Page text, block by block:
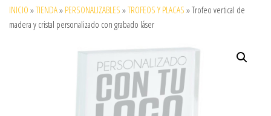
INICIO »TIENDA» PERSONALIZABLES »TROFEOS Y PLACAS »Trofeo vertical de
madera y cristal personalizado con grabado láser